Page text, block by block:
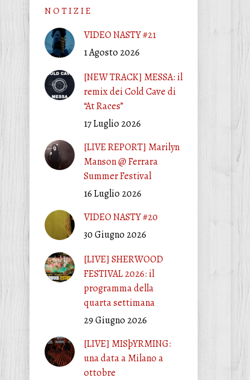
N O T I Z I E
VIDEO NASTY #21
1 Agosto 2026
[NEW TRACK] MESSA: il
remix dei Cold Cave di
“At Races”
17 Luglio 2026
[LIVE REPORT] Marilyn
Manson @ Ferrara
Summer Festival
16 Luglio 2026
VIDEO NASTY #20
30 Giugno 2026
[LIVE] SHERWOOD
FESTIVAL 2026: il
programma della
quarta settimana
29 Giugno 2026
[LIVE] MISþYRMING:
una data a Milano a
ottobre